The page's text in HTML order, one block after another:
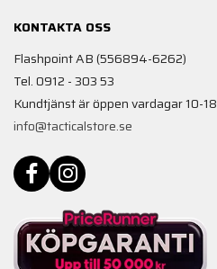
KONTAKTA OSS
Flashpoint AB (556894-6262)
Tel. 0912 - 303 53
Kundtjänst är öppen vardagar 10-18
info@tacticalstore.se